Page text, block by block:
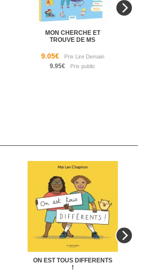
MON CHERCHE ET
TROUVE DE MS
9.05€
9.95€
ON EST TOUS DIFFERENTS
!